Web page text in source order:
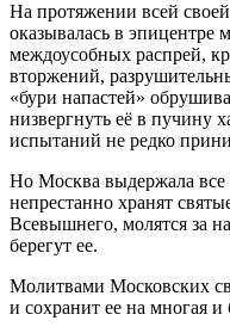
На протяжении всей
оказывалась в эпицентре
междоусобных распрей,
вторжений,
«бури напастей»
низвергнуть её в пучину
испытаний не редко
Но Москва выдержала все
непрестанно хранят
Всевышнего, молятся за
берегут ее.
Молитвами Московских
и сохранит ее на многая и